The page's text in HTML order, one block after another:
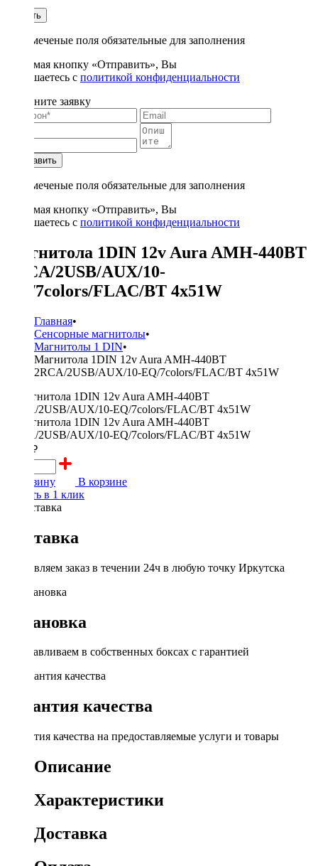
Купить
* - отмеченые поля обязательные для заполнения
Нажимая кнопку «Отправить», Вы
соглашаетесь с политикой конфиденциальности
Заполните заявку
Отправить
* - отмеченые поля обязательные для заполнения
Нажимая кнопку «Отправить», Вы
соглашаетесь с политикой конфиденциальности
Магнитола 1DIN 12v Aura AMH-440BT
2RCA/2USB/AUX/10-
EQ/7colors/FLAC/BT 4x51W
Главная•
Сенсорные магнитолы•
Магнитолы 1 DIN•
Магнитола 1DIN 12v Aura AMH-440BT
2RCA/2USB/AUX/10-EQ/7colors/FLAC/BT 4x51W
3100 ₽
В корзину
В корзине
Купить в 1 клик
Доставка
Доставляем заказ в течении 24ч в любую точку Иркутска
Установка
Устанавливаем в собственных боксах с гарантией
Гарантия качества
Гарантия качества на предоставляемые услуги и товары
Описание
Характеристики
Доставка